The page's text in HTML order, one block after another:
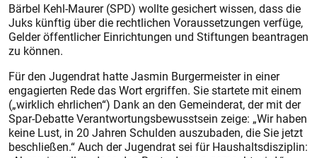
Bärbel Kehl-Maurer (SPD) wollte gesichert wissen, dass die
Juks künftig über die rechtlichen Voraussetzungen verfüge,
Gelder öffentlicher Einrichtungen und Stiftungen beantragen
zu können.
Für den Jugendrat hatte Jasmin Burgermeister in einer
engagierten Rede das Wort ergriffen. Sie startete mit einem
(„wirklich ehrlichen“) Dank an den Gemeinderat, der mit der
Spar-Debatte Verantwortungsbewusstsein zeige: „Wir haben
keine Lust, in 20 Jahren Schulden auszubaden, die Sie jetzt
beschließen.“ Auch der Jugendrat sei für Haushaltsdisziplin: